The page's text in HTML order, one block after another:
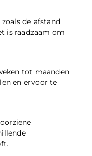
de afstand
is raadzaam om
tot maanden
en ervoor te